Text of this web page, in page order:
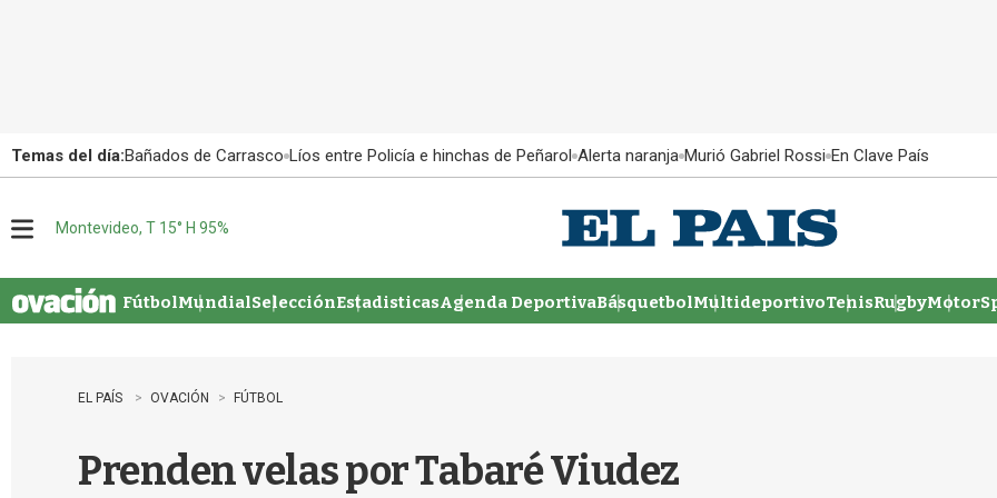
Temas del día:Bañados de Carrasco Líos entre Policía e hinchas de Peñarol Alerta naranja Murió Gabriel Rossi En Clave País
u
Montevideo, T 15° H 95%
FútbolMundialSelecciónEstadisticasAgenda DeportivaBásquetbolMultideportivoTenisRugby
EL PAÍS OVACIÓN FÚTBOL
Prenden velas por Tabaré Viudez